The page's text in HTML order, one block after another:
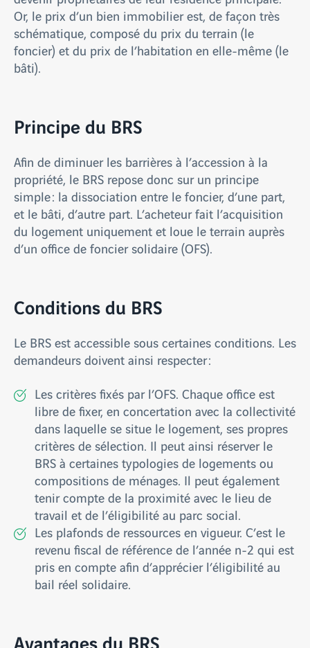
Or, le prix d’un bien immobilier est, de façon très
schématique, composé du prix du terrain (le
foncier) et du prix de l’habitation en elle-même (le
bâti).
Principe du BRS
Afin de diminuer les barrières à l’accession à la
propriété, le BRS repose donc sur un principe
simple : la dissociation entre le foncier, d’une part,
et le bâti, d’autre part. L’acheteur fait l’acquisition
du logement uniquement et loue le terrain auprès
d’un office de foncier solidaire (OFS).
Conditions du BRS
Le BRS est accessible sous certaines conditions. Les
demandeurs doivent ainsi respecter :
Les critères fixés par l’OFS. Chaque office est
libre de fixer, en concertation avec la collectivité
dans laquelle se situe le logement, ses propres
critères de sélection. Il peut ainsi réserver le
BRS à certaines typologies de logements ou
compositions de ménages. Il peut également
tenir compte de la proximité avec le lieu de
travail et de l’éligibilité au parc social.
Les plafonds de ressources en vigueur. C’est le
revenu fiscal de référence de l’année n-2 qui est
pris en compte afin d’apprécier l’éligibilité au
bail réel solidaire.
Avantages du BRS